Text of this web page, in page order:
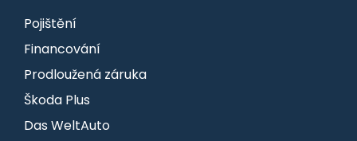
Pojištění
Financování
Prodloužená záruka
Škoda Plus
Das WeltAuto